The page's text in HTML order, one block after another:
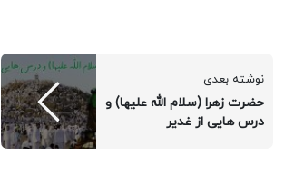
نوشته بعدی
حضرت زهرا (سلام الله علیها) و
درس هایی از غدیر